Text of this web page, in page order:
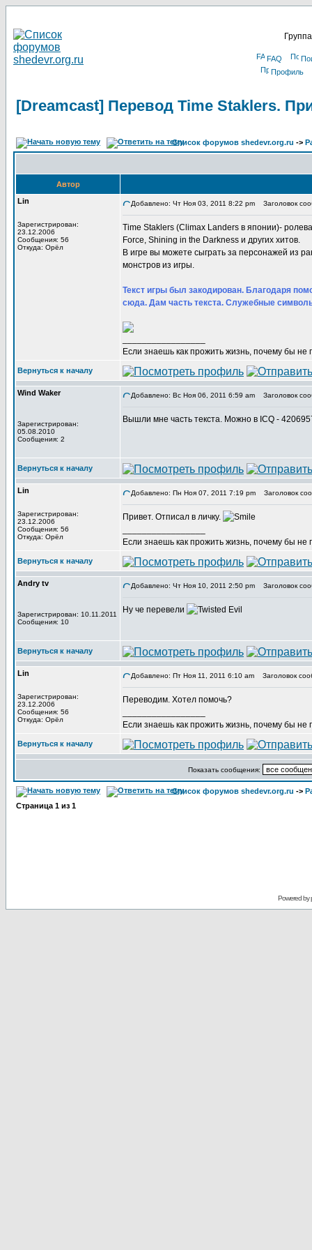
FAQ
Профиль
[Dreamcast] Перевод Time Staklers.
Список форумов shedevr.org.ru ->
Автор
Lin
Зарегистрирован:
23.12.2006
Сообщения: 56
Откуда: Орёл
Добавлено: Чт Ноя 03, 2011 8:22 pm Заголовок
Time Staklers (Climax Landers в японии)-
Force, Shining in the Darkness и других хитов.
В игре вы можете сыграть за персонажей из
монстров из игры.
Текст игры был закодирован. Благодаря
сюда. Дам часть текста. Служебные
Если знаешь как прожить жизнь, почему бы не
Вернуться к началу
Wind Waker
Зарегистрирован:
05.08.2010
Сообщения: 2
Добавлено: Вс Ноя 06, 2011 6:59 am Заголовок
Вышли мне часть текста. Можно в ICQ -
Вернуться к началу
Lin
Зарегистрирован:
23.12.2006
Сообщения: 56
Откуда: Орёл
Добавлено: Пн Ноя 07, 2011 7:19 pm Заголовок
Привет. Отписал в личку.
Если знаешь как прожить жизнь, почему бы не
Вернуться к началу
Andry tv
Зарегистрирован: 10.11.2011
Сообщения: 10
Добавлено: Чт Ноя 10, 2011 2:50 pm Заголовок
Ну че перевели
Вернуться к началу
Lin
Зарегистрирован:
23.12.2006
Сообщения: 56
Откуда: Орёл
Добавлено: Пт Ноя 11, 2011 6:10 am Заголовок
Переводим. Хотел помочь?
Если знаешь как прожить жизнь, почему бы не
Вернуться к началу
Показать сообщения:
Список форумов shedevr.org.ru ->
Страница 1 из 1
Powered by